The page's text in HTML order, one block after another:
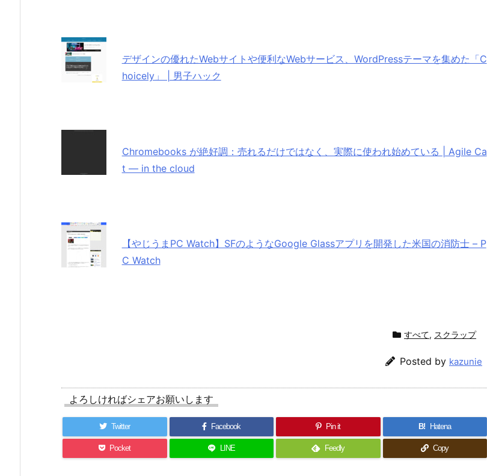
デザインの優れたWebサイトや便利なWebサービス、WordPressテーマを集めた「C
hoicely」 | 男子ハック
Chromebooks が絶好調：売れるだけではなく、実際に使われ始めている | Agile Ca
t — in the cloud
【やじうまPC Watch】SFのようなGoogle Glassアプリを開発した米国の消防士 – P
C Watch
すべて, スクラップ
Posted by kazunie
よろしければシェアお願いします
Twitter Facebook Pin it B! Hatena
Pocket LINE Feedly Copy